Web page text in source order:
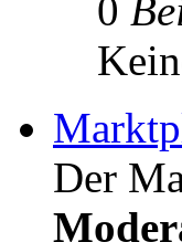
0
Der